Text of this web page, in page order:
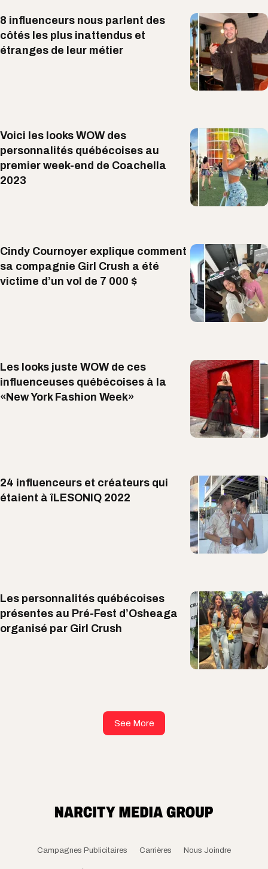
8 influenceurs nous parlent des
côtés les plus inattendus et
étranges de leur métier
Voici les looks WOW des
personnalités québécoises au
premier week-end de Coachella
2023
Cindy Cournoyer explique comment
sa compagnie Girl Crush a été
victime d’un vol de 7 000 $
Les looks juste WOW de ces
influenceuses québécoises à la
«New York Fashion Week»
24 influenceurs et créateurs qui
étaient à îLESONIQ 2022
Les personnalités québécoises
présentes au Pré-Fest d’Osheaga
organisé par Girl Crush
See More
Campagnes Publicitaires Carrières Nous Joindre